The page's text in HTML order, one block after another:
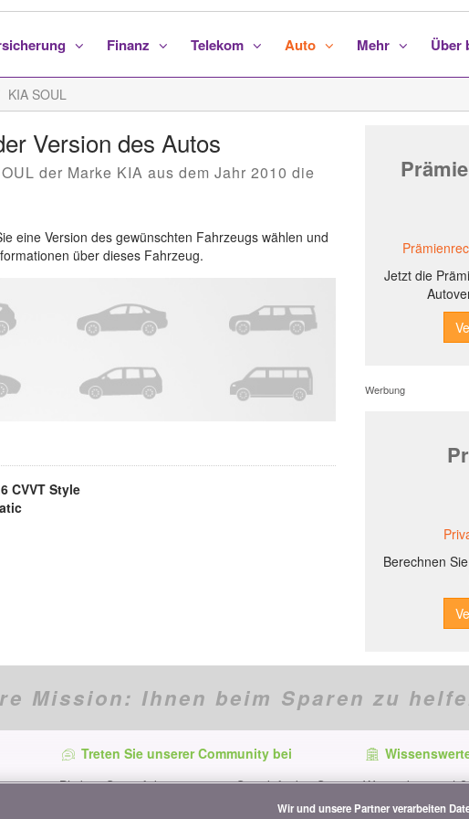
Finanz Telekom Auto Mehr Über
KIA SOUL
Version des Autos
der Marke KIA aus dem Jahr 2010 die
eine Version des gewünschten Fahrzeugs wählen und
über dieses Fahrzeug.
CVVT Style
Jetzt die
Werbung
Berechnen
Mission: Ihnen beim Sparen zu
Treten Sie unserer Community bei
Bleiben Sie auf dem neuesten Stand, finden Sie
alle Ratschläge und Tipps zum Sparen auf:
Wer ist
Vergleiche?
Wir und unsere Partner verarbeiten